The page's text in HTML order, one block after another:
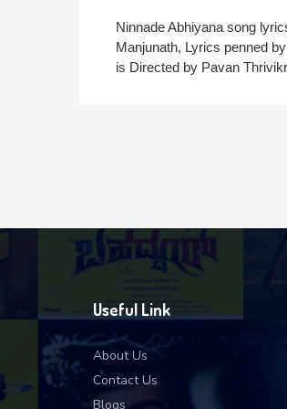
Ninnade Abhiyana song
Manjunath, Lyrics penned
is Directed by Pavan
Useful Link
About Us
Contact Us
Blogs